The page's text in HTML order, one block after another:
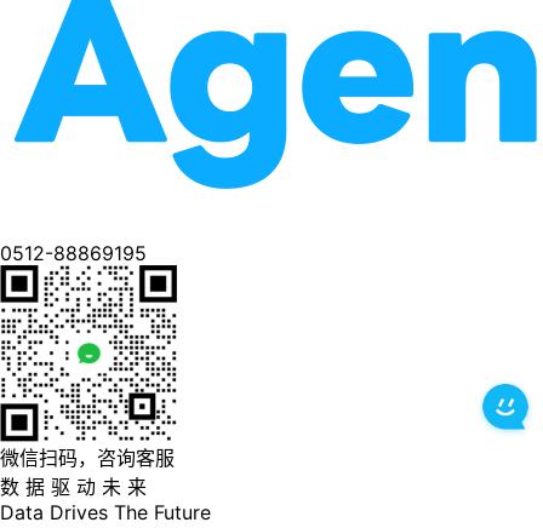
0512-88869195
微信扫码，咨询客服
数 据 驱 动 未 来
Data Drives The Future